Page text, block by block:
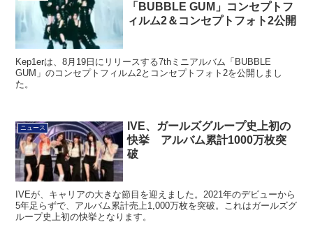
「BUBBLE GUM」コンセプトフ
ィルム2＆コンセプトフォト2公開
Kep1erは、8月19日にリリースする7thミニアルバム「BUBBLE
GUM」のコンセプトフィルム2とコンセプトフォト2を公開しまし
た。
ニュース
IVE、ガールズグループ史上初の
快挙 アルバム累計1000万枚突
破
IVEが、キャリアの大きな節目を迎えました。2021年のデビューから
5年足らずで、アルバム累計売上1,000万枚を突破。これはガールズグ
ループ史上初の快挙となります。